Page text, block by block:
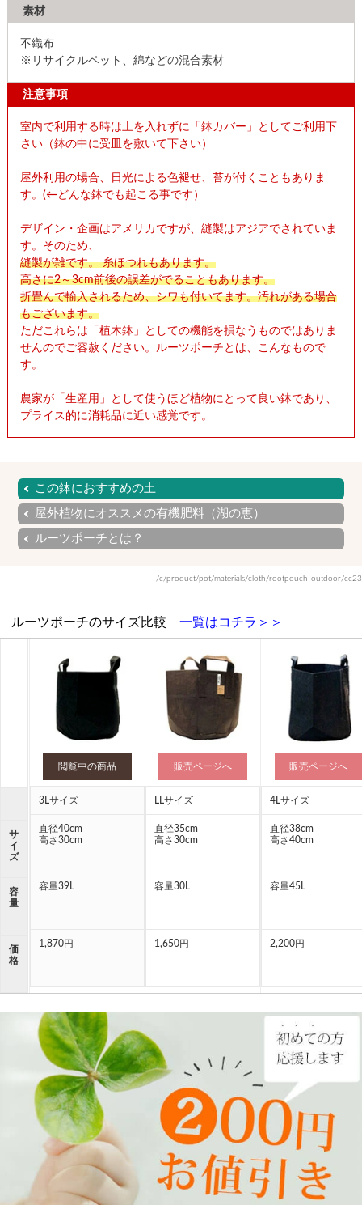
素材
不織布
※リサイクルペット、綿などの混合素材
注意事項
室内で利用する時は土を入れずに「鉢カバー」としてご利用下
さい（鉢の中に受皿を敷いて下さい）
屋外利用の場合、日光による色褪せ、苔が付くこともありま
す。(←どんな鉢でも起こる事です）
デザイン・企画はアメリカですが、縫製はアジアでされていま
す。そのため、
縫製が雑です。 糸ほつれもあります。
高さに2～3cm前後の誤差がでることもあります。
折畳んで輸入されるため、シワも付いてます。汚れがある場合
もございます。
ただこれらは「植木鉢」としての機能を損なうものではありま
せんのでご容赦ください。ルーツポーチとは、こんなもので
す。
農家が「生産用」として使うほど植物にとって良い鉢であり、
プライス的に消耗品に近い感覚です。
この鉢におすすめの土
屋外植物にオススメの有機肥料（湖の恵）
ルーツポーチとは？
/c/product/pot/materials/cloth/rootpouch-outdoor/cc23
ルーツポーチのサイズ比較 一覧はコチラ＞＞
サ
イ
ズ
容
量
価
格
閲覧中の商品
3Lサイズ
直径40cm
高さ30cm
容量39L
1,870円
販売ページへ
LLサイズ
直径35cm
高さ30cm
容量30L
1,650円
販売ページへ
4Lサイズ
直径38cm
高さ40cm
容量45L
2,200円